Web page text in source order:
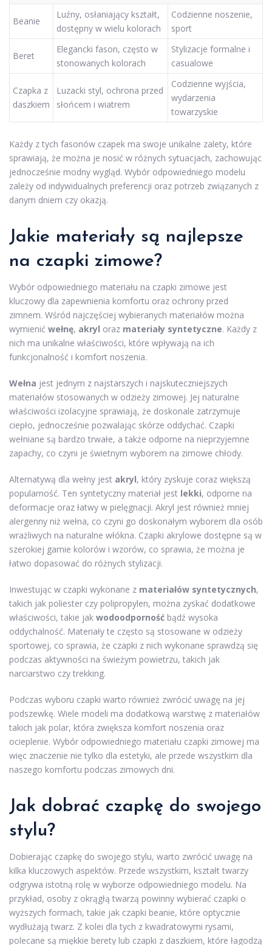
Beanie
Luźny, osłaniający kształt,
dostępny w wielu kolorach
Codzienne noszenie,
sport
Beret
Elegancki fason, często w
stonowanych kolorach
Stylizacje formalne i
casualowe
Czapka z
daszkiem
Luzacki styl, ochrona przed
słońcem i wiatrem
Codzienne wyjścia,
wydarzenia
towarzyskie
Każdy z tych fasonów czapek ma swoje unikalne zalety, które
sprawiają, że można je nosić w różnych sytuacjach, zachowując
jednocześnie modny wygląd. Wybór odpowiedniego modelu
zależy od indywidualnych preferencji oraz potrzeb związanych z
danym dniem czy okazją.
Jakie materiały są najlepsze
na czapki zimowe?
Wybór odpowiedniego materiału na czapki zimowe jest
kluczowy dla zapewnienia komfortu oraz ochrony przed
zimnem. Wśród najczęściej wybieranych materiałów można
wymienić wełnę, akryl oraz materiały syntetyczne. Każdy z
nich ma unikalne właściwości, które wpływają na ich
funkcjonalność i komfort noszenia.
Wełna jest jednym z najstarszych i najskuteczniejszych
materiałów stosowanych w odzieży zimowej. Jej naturalne
właściwości izolacyjne sprawiają, że doskonale zatrzymuje
ciepło, jednocześnie pozwalając skórze oddychać. Czapki
wełniane są bardzo trwałe, a także odporne na nieprzyjemne
zapachy, co czyni je świetnym wyborem na zimowe chłody.
Alternatywą dla wełny jest akryl, który zyskuje coraz większą
popularność. Ten syntetyczny materiał jest lekki, odporne na
deformacje oraz łatwy w pielęgnacji. Akryl jest również mniej
alergenny niż wełna, co czyni go doskonałym wyborem dla osób
wrażliwych na naturalne włókna. Czapki akrylowe dostępne są w
szerokiej gamie kolorów i wzorów, co sprawia, że można je
łatwo dopasować do różnych stylizacji.
Inwestując w czapki wykonane z materiałów syntetycznych,
takich jak poliester czy polipropylen, można zyskać dodatkowe
właściwości, takie jak wodoodporność bądź wysoka
oddychalność. Materiały te często są stosowane w odzieży
sportowej, co sprawia, że czapki z nich wykonane sprawdzą się
podczas aktywności na świeżym powietrzu, takich jak
narciarstwo czy trekking.
Podczas wyboru czapki warto również zwrócić uwagę na jej
podszewkę. Wiele modeli ma dodatkową warstwę z materiałów
takich jak polar, która zwiększa komfort noszenia oraz
ocieplenie. Wybór odpowiedniego materiału czapki zimowej ma
więc znaczenie nie tylko dla estetyki, ale przede wszystkim dla
naszego komfortu podczas zimowych dni.
Jak dobrać czapkę do swojego
stylu?
Dobierając czapkę do swojego stylu, warto zwrócić uwagę na
kilka kluczowych aspektów. Przede wszystkim, kształt twarzy
odgrywa istotną rolę w wyborze odpowiedniego modelu. Na
przykład, osoby z okrągłą twarzą powinny wybierać czapki o
wyższych formach, takie jak czapki beanie, które optycznie
wydłużają twarz. Z kolei dla tych z kwadratowymi rysami,
polecane są miękkie berety lub czapki z daszkiem, które łagodzą